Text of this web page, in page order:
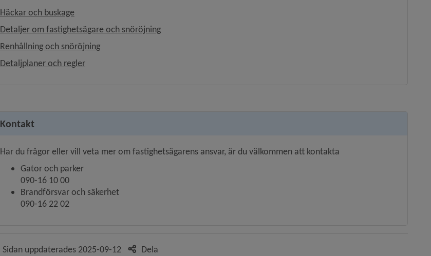
Häckar och buskage
Detaljer om fastighetsägare och snöröjning
Renhållning och snöröjning
Detaljplaner och regler
Kontakt
Har du frågor eller vill veta mer om fastighetsägarens ansvar, är du välkommen att kontakta
Gator och parker
090-16 10 00
Brandförsvar och säkerhet
090-16 22 02
Sidan uppdaterades 2025-09-12 Dela